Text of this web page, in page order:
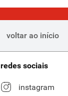
voltar ao início
redes sociais
instagram